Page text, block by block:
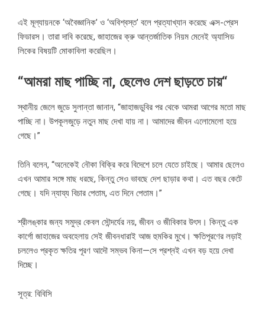
এই মূল্যায়নকে ‘অবৈজ্ঞানিক’ ও ‘অবিশ্বস্ত’ বলে প্রত্যাখ্যান করেছে এক্স-প্রেস
ফিডারস। তারা দাবি করেছে, জাহাজের ক্রু আন্তর্জাতিক নিয়ম মেনেই অ্যাসিড
লিকের বিষয়টি মোকাবিলা করেছিল।
“আমরা মাছ পাচ্ছি না, ছেলেও দেশ ছাড়তে চায়“
স্থানীয় জেলে জুডে সুলান্তা জানান, “জাহাজডুবির পর থেকে আমরা আগের মতো মাছ
পাচ্ছি না। উপকূলজুড়ে নতুন মাছ দেখা যায় না। আমাদের জীবন এলোমেলো হয়ে
গেছে।”
তিনি বলেন, “অনেকেই নৌকা বিক্রি করে বিদেশে চলে যেতে চাইছে। আমার ছেলেও
এখন আমার সঙ্গে মাছ ধরছে, কিন্তু সেও ভাবছে দেশ ছাড়ার কথা। এত বছর কেটে
গেছে। যদি ন্যায্য বিচার পেতাম, এত দিনে পেতাম।”
শ্রীলঙ্কার জন্য সমুদ্র কেবল সৌন্দর্যের নয়, জীবন ও জীবিকার উৎস। কিন্তু এক
কার্গো জাহাজের অবহেলায় সেই জীবনধারাই আজ হুমকির মুখে। ক্ষতিপূরণের লড়াই
চললেও প্রকৃত ক্ষতির পূরণ আদৌ সম্ভব কিনা—সে প্রশ্নই এখন বড় হয়ে দেখা
দিচ্ছে।
সূত্র: বিবিসি